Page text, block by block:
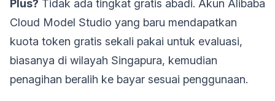
Plus? Tidak ada tingkat gratis abadi. Akun Alibaba
Cloud Model Studio yang baru mendapatkan
kuota token gratis sekali pakai untuk evaluasi,
biasanya di wilayah Singapura, kemudian
penagihan beralih ke bayar sesuai penggunaan.